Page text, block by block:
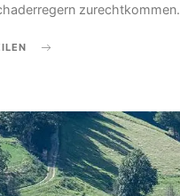
zurechtkommen.